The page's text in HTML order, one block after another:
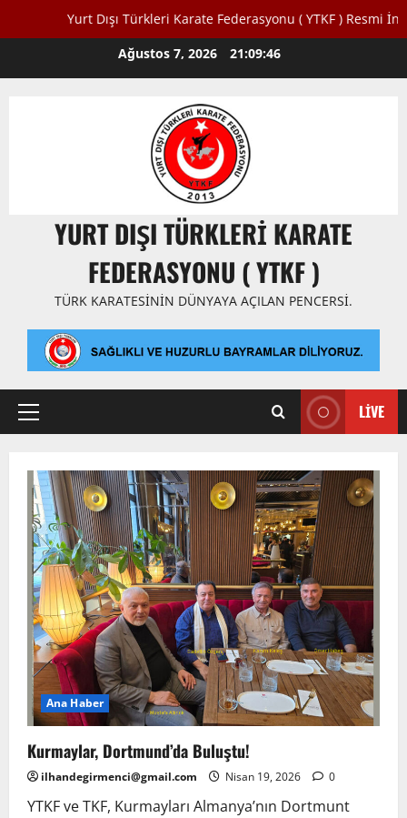
Yurt Dışı Türkleri Karate Federasyonu ( YTKF ) Resmi
Ağustos 7, 2026 21:09:46
YURT DIŞI TÜRKLERI KARATE
FEDERASYONU ( YTKF )
TÜRK KARATESININ DÜNYAYA AÇILAN PENCERSI.
Primary
LIVE
Ana Haber
Kurmaylar, Dortmund’da Buluştu!
ilhandegirmenci@gmail.com Nisan 19, 2026 0
YTKF ve TKF, Kurmayları Almanya’nın Dortmunt